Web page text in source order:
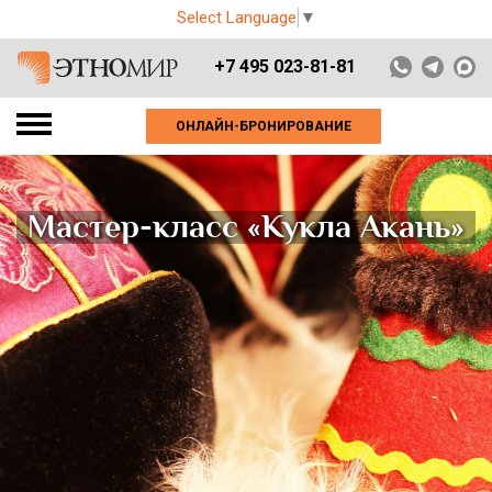
Select Language ▼
+7 495 023-81-81
ОНЛАЙН-БРОНИРОВАНИЕ
Мастер-класс «Кукла Акань»